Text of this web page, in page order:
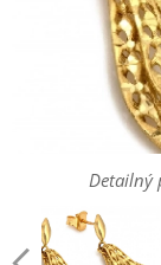
Detailný
Puzetové
Prepracovaný
Visiaca zlatá